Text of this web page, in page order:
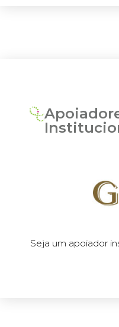
Seja um apoiador